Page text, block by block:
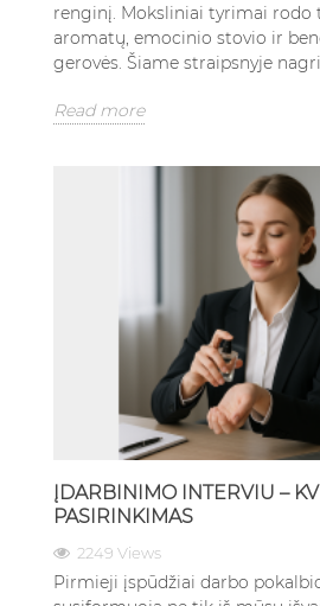
renginį. Moksliniai tyrimai rodo
aromatų, emocinio stovio ir
gerovės. Šiame straipsnyje
Read more
ĮDARBINIMO INTERVIU –
PASIRINKIMAS
2249 Views
Pirmieji įspūdžiai darbo